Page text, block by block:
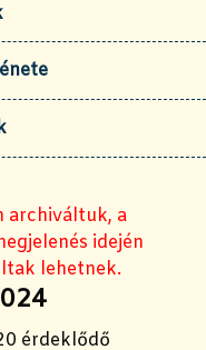
archiváltuk, a
idején
lehetnek.
érdeklődő